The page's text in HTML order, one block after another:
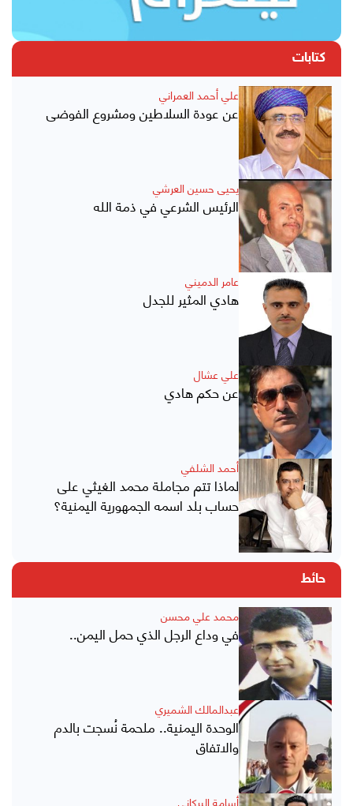
كتابات
علي أحمد العمراني
عن عودة السلاطين ومشروع الفوضى
يحيى حسين العرشي
الرئيس الشرعي في ذمة الله
عامر الدميني
هادي المثير للجدل
علي عشال
عن حكم هادي
أحمد الشلفي
لماذا تتم مجاملة محمد الغيثي على
حساب بلد اسمه الجمهورية اليمنية؟
حائط
محمد علي محسن
في وداع الرجل الذي حمل اليمن..
عبدالمالك الشميري
الوحدة اليمنية.. ملحمة نُسجت بالدم
والاتفاق
أسامة البركاني